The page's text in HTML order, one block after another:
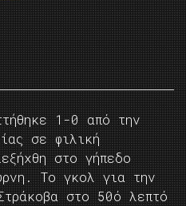
1-0 από την
σε φιλική
στο γήπεδο
Το γκολ για την
στο 50ό λεπτό